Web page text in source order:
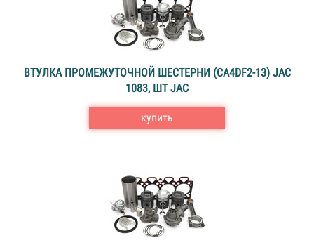
ВТУЛКА ПРОМЕЖУТОЧНОЙ ШЕСТЕРНИ (CA4DF2-13) JAC
1083, ШТ JAC
купить